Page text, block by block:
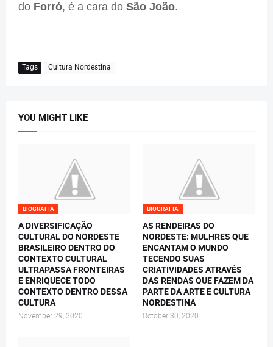
do Forró, é a cara do São João.
Tags Cultura Nordestina
YOU MIGHT LIKE
BIOGRAFIA
A DIVERSIFICAÇÃO
CULTURAL DO NORDESTE
BRASILEIRO DENTRO DO
CONTEXTO CULTURAL
ULTRAPASSA FRONTEIRAS
E ENRIQUECE TODO
CONTEXTO DENTRO DESSA
CULTURA
November 29, 2020
BIOGRAFIA
AS RENDEIRAS DO
NORDESTE: MULHRES QUE
ENCANTAM O MUNDO
TECENDO SUAS
CRIATIVIDADES ATRAVÉS
DAS RENDAS QUE FAZEM DA
PARTE DA ARTE E CULTURA
NORDESTINA
October 30, 2020